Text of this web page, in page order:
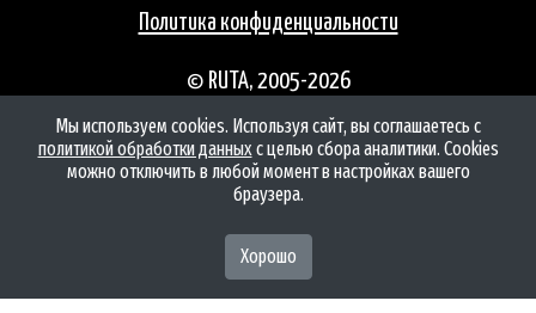
Политика конфиденциальности
© RUTA, 2005-2026
RUTA – ТВОЙ
ПЕРСОНАЛЬНЫЙ СТИЛИСТ
Мы используем cookies. Используя сайт, вы соглашаетесь с
политикой обработки данныхс целью сбора аналитики. Cookies
можно отключить в любой момент в настройках вашего
браузера.
Хорошо